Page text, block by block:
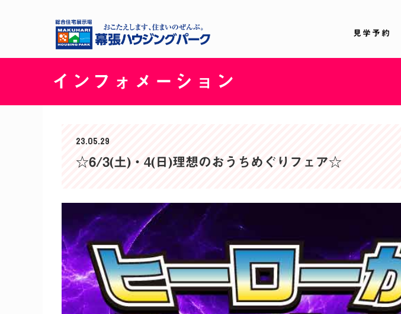
見学予約
インフォメーション
23.05.29
☆6/3(土)・4(日)理想のおうちめぐりフェア☆